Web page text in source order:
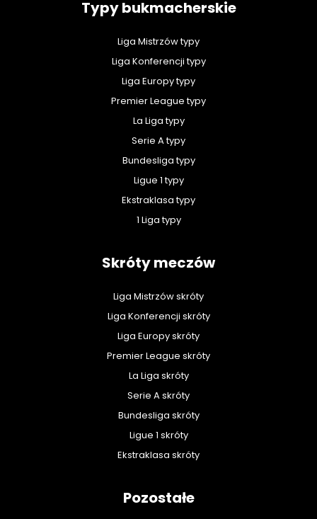
Typy bukmacherskie
Liga Mistrzów typy
Liga Konferencji typy
Liga Europy typy
Premier League typy
La Liga typy
Serie A typy
Bundesliga typy
Ligue 1 typy
Ekstraklasa typy
1 Liga typy
Skróty meczów
Liga Mistrzów skróty
Liga Konferencji skróty
Liga Europy skróty
Premier League skróty
La Liga skróty
Serie A skróty
Bundesliga skróty
Ligue 1 skróty
Ekstraklasa skróty
Pozostałe